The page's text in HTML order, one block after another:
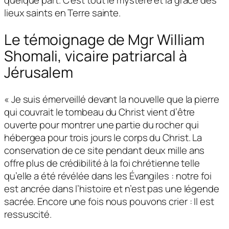
lieux saints en Terre sainte.
Le témoignage de Mgr William
Shomali, vicaire patriarcal à
Jérusalem
« Je suis émerveillé devant la nouvelle que la pierre
qui couvrait le tombeau du Christ vient d’être
ouverte pour montrer une partie du rocher qui
hébergea pour trois jours le corps du Christ. La
conservation de ce site pendant deux mille ans
offre plus de crédibilité à la foi chrétienne telle
qu’elle a été révélée dans les Évangiles : notre foi
est ancrée dans l’histoire et n’est pas une légende
sacrée. Encore une fois nous pouvons crier : Il est
ressuscité.